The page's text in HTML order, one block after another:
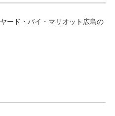
ード・バイ・マリオット広島の